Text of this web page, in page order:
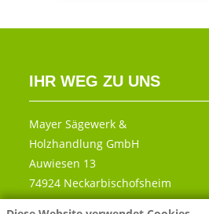
IHR WEG ZU UNS
Mayer Sägewerk &
Holzhandlung GmbH
Auwiesen 13
74924 Neckarbischofsheim